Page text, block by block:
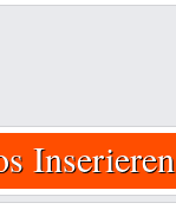
Inserieren